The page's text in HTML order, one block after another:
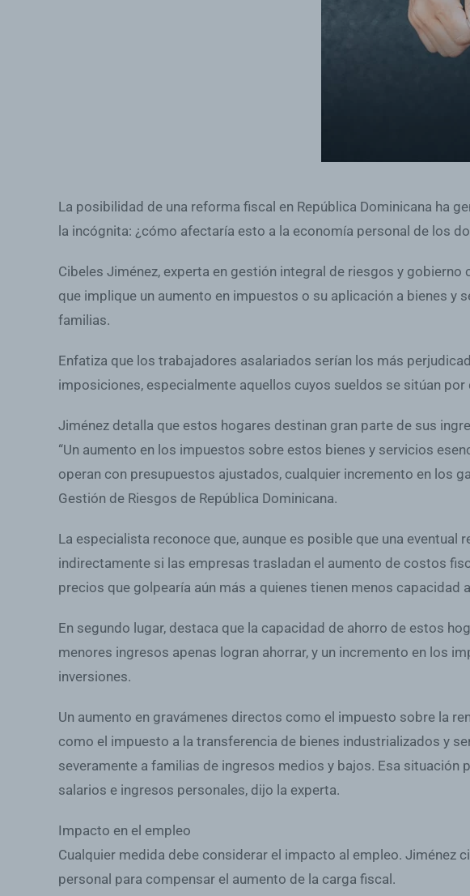
La posibilidad de una reforma fiscal en República Dominicana ha
la incógnita: ¿cómo afectaría esto a la economía personal de los
Cibeles Jiménez, experta en gestión integral de riesgos y
que implique un aumento en impuestos o su aplicación a bienes
familias.
Enfatiza que los trabajadores asalariados serían los más
imposiciones, especialmente aquellos cuyos sueldos se sitúan
Jiménez detalla que estos hogares destinan gran parte de sus
“Un aumento en los impuestos sobre estos bienes y servicios
operan con presupuestos ajustados, cualquier incremento en los
Gestión de Riesgos de República Dominicana.
La especialista reconoce que, aunque es posible que una
indirectamente si las empresas trasladan el aumento de costos
precios que golpearía aún más a quienes tienen menos capacidad
En segundo lugar, destaca que la capacidad de ahorro de estos
menores ingresos apenas logran ahorrar, y un incremento en los
inversiones.
Un aumento en gravámenes directos como el impuesto sobre la
como el impuesto a la transferencia de bienes industrializados y
severamente a familias de ingresos medios y bajos. Esa
salarios e ingresos personales, dijo la experta.
Impacto en el empleo
Cualquier medida debe considerar el impacto al empleo. Jiménez
personal para compensar el aumento de la carga fiscal.